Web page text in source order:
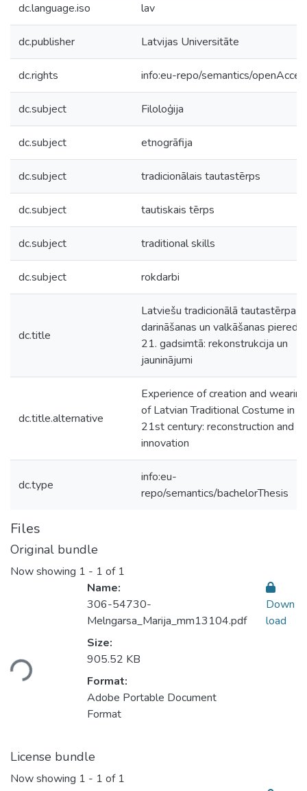
dc.language.iso lav
dc.publisher Latvijas Universitāte
dc.rights info:eu-repo/semantics/
dc.subject Filoloģija
dc.subject etnogrāfija
dc.subject tradicionālais tautastērps
dc.subject tautiskais tērps
dc.subject traditional skills
dc.subject rokdarbi
dc.title
Latviešu tradicionālā tautastērpa
darināšanas un valkāšanas
21. gadsimtā: rekonstrukcija un
jauninājumi
dc.title.alternative
Experience of creation and wearing
of Latvian Traditional Costume in
21st century: reconstruction and
innovation
dc.type
info:eu-
repo/semantics/bachelorThesis
Files
Original bundle
Now showing 1 - 1 of 1
Loading...
Name:
306-54730-
Melngarsa_Marija_mm13104.pdf
Size:
905.52 KB
Format:
Adobe Portable Document
Format
Down
load
License bundle
Now showing 1 - 1 of 1